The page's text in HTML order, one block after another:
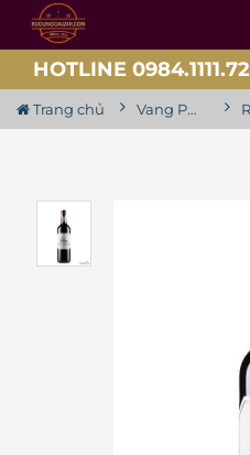
HOTLINE 0984.1111.72
Trang chủ Vang Pháp